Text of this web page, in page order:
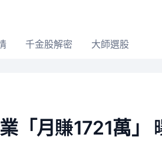
千金股解密 大師選股
「月賺1721萬」